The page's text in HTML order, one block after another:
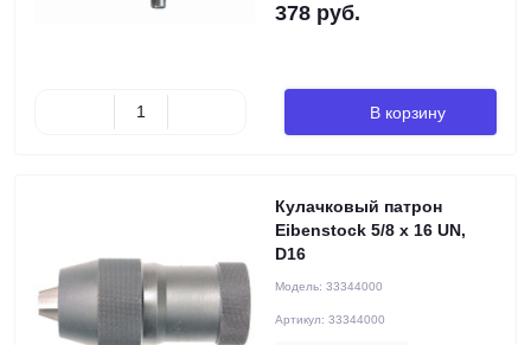
378 руб.
В корзину
Кулачковый патрон
Eibenstock 5/8 х 16 UN,
D16
Модель: 33344000
Артикул: 33344000